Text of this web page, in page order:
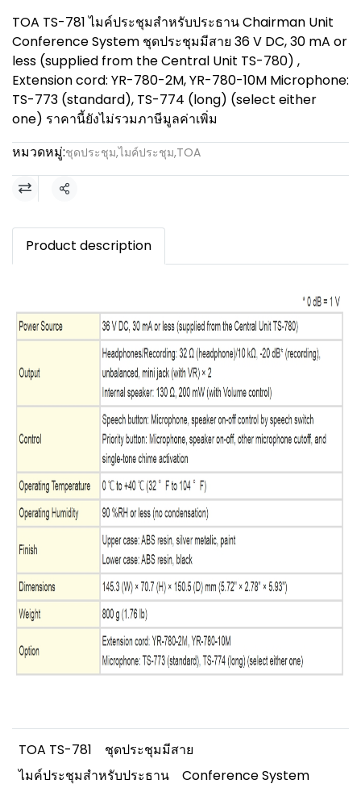
TOA TS-781 ไมค์ประชุมสำหรับประธาน Chairman Unit
Conference System ชุดประชุมมีสาย 36 V DC, 30 mA or
less (supplied from the Central Unit TS-780) ,
Extension cord: YR-780-2M, YR-780-10M Microphone:
TS-773 (standard), TS-774 (long) (select either
one) ราคานี้ยังไม่รวมภาษีมูลค่าเพิ่ม
หมวดหมู่:ชุดประชุม,ไมค์ประชุม,TOA
แชร์
Product description
TOA TS-781
ชุดประชุมมีสาย
ไมค์ประชุมสำหรับประธาน
Conference System